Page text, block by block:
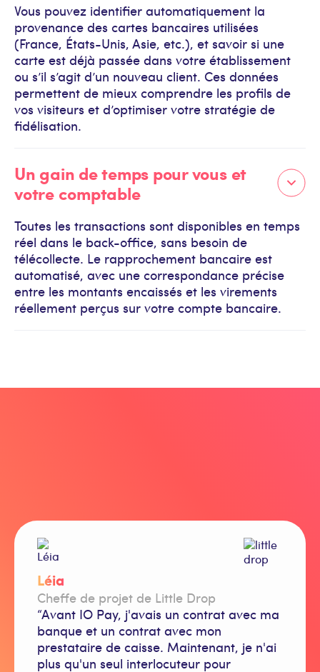
Vous pouvez identifier automatiquement la
provenance des cartes bancaires utilisées
(France, États-Unis, Asie, etc.), et savoir si une
carte est déjà passée dans votre établissement
ou s’il s’agit d’un nouveau client. Ces données
permettent de mieux comprendre les profils de
vos visiteurs et d’optimiser votre stratégie de
fidélisation.
Un gain de temps pour vous et
votre comptable
Toutes les transactions sont disponibles en temps
réel dans le back-office, sans besoin de
télécollecte. Le rapprochement bancaire est
automatisé, avec une correspondance précise
entre les montants encaissés et les virements
réellement perçus sur votre compte bancaire.
Léia
Cheffe de projet de Little Drop
“Avant IO Pay, j'avais un contrat avec ma
banque et un contrat avec mon
prestataire de caisse. Maintenant, je n'ai
plus qu'un seul interlocuteur pour